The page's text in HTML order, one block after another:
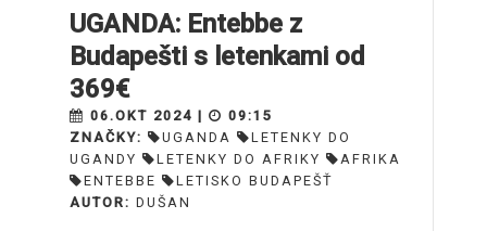
UGANDA: Entebbe z
Budapešti s letenkami od
369€
06.OKT 2024 |
09:15
ZNAČKY:
UGANDA
LETENKY DO
UGANDY
LETENKY DO AFRIKY
AFRIKA
ENTEBBE
LETISKO BUDAPEŠŤ
AUTOR: DUŠAN